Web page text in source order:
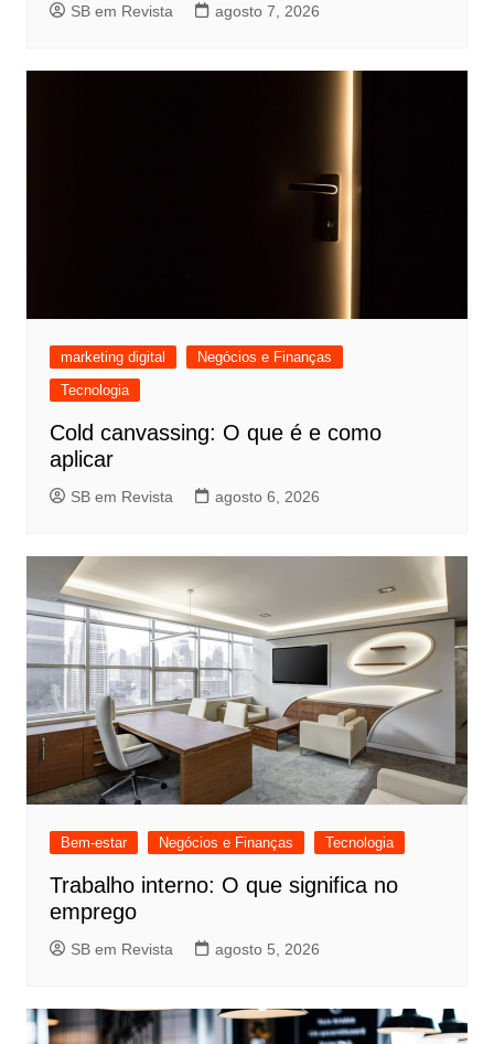
SB em Revista agosto 7, 2026
marketing digital
Negócios e Finanças
Tecnologia
Cold canvassing: O que é e como
aplicar
SB em Revista agosto 6, 2026
Bem-estar Negócios e Finanças Tecnologia
Trabalho interno: O que significa no
emprego
SB em Revista agosto 5, 2026